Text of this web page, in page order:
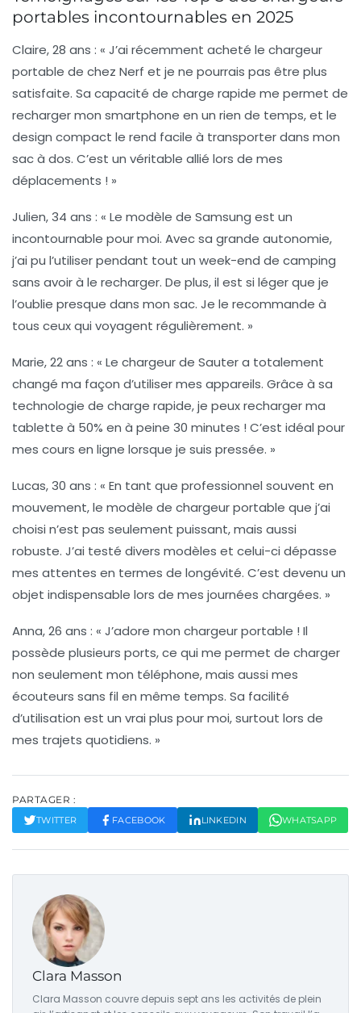
portables incontournables en 2025
Claire, 28 ans : « J’ai récemment acheté le chargeur
portable de chez Nerf et je ne pourrais pas être plus
satisfaite. Sa capacité de charge rapide me permet de
recharger mon smartphone en un rien de temps, et le
design compact le rend facile à transporter dans mon
sac à dos. C’est un véritable allié lors de mes
déplacements ! »
Julien, 34 ans : « Le modèle de Samsung est un
incontournable pour moi. Avec sa grande autonomie,
j’ai pu l’utiliser pendant tout un week-end de camping
sans avoir à le recharger. De plus, il est si léger que je
l’oublie presque dans mon sac. Je le recommande à
tous ceux qui voyagent régulièrement. »
Marie, 22 ans : « Le chargeur de Sauter a totalement
changé ma façon d’utiliser mes appareils. Grâce à sa
technologie de charge rapide, je peux recharger ma
tablette à 50% en à peine 30 minutes ! C’est idéal pour
mes cours en ligne lorsque je suis pressée. »
Lucas, 30 ans : « En tant que professionnel souvent en
mouvement, le modèle de chargeur portable que j’ai
choisi n’est pas seulement puissant, mais aussi
robuste. J’ai testé divers modèles et celui-ci dépasse
mes attentes en termes de longévité. C’est devenu un
objet indispensable lors de mes journées chargées. »
Anna, 26 ans : « J’adore mon chargeur portable ! Il
possède plusieurs ports, ce qui me permet de charger
non seulement mon téléphone, mais aussi mes
écouteurs sans fil en même temps. Sa facilité
d’utilisation est un vrai plus pour moi, surtout lors de
mes trajets quotidiens. »
PARTAGER :
TWITTER FACEBOOK LINKEDIN WHATSAPP
Clara Masson
Clara Masson couvre depuis sept ans les activités de plein